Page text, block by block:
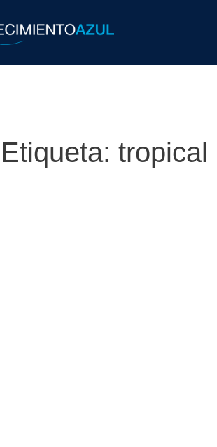
Etiqueta: tropical